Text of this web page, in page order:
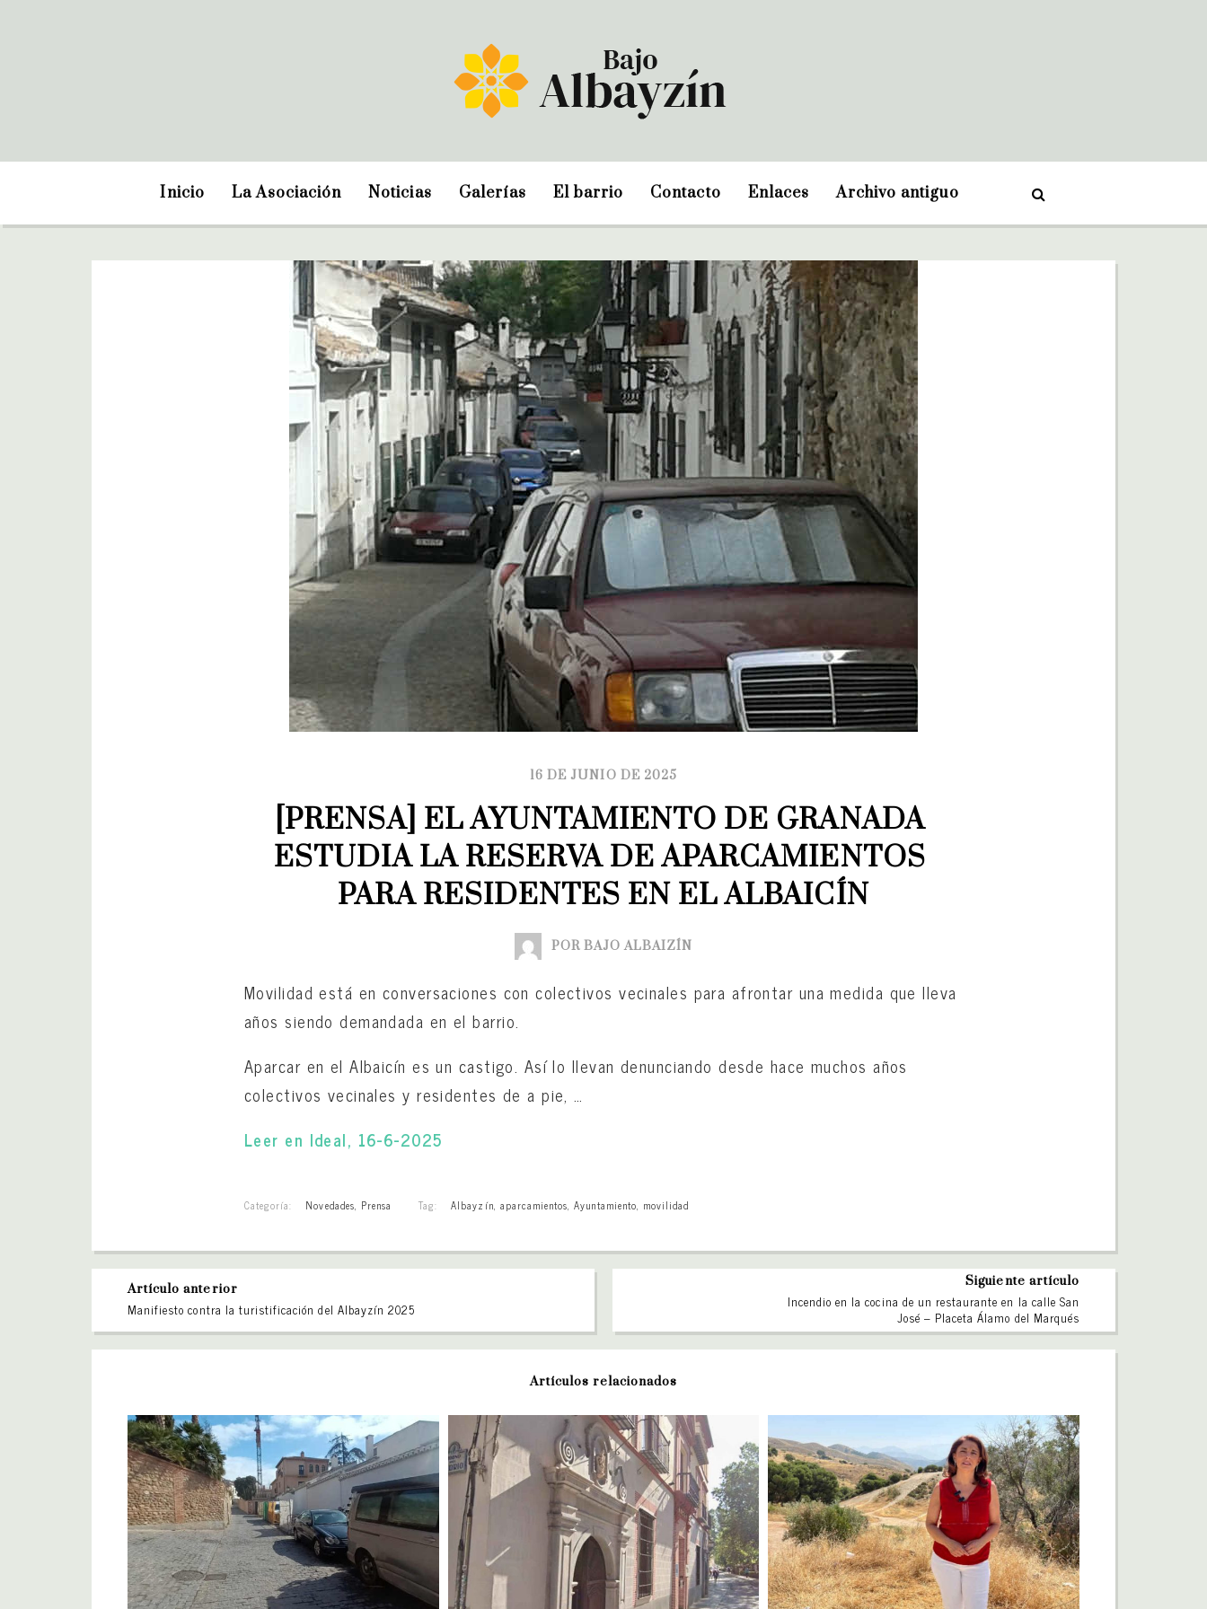
Inicio La Asociación Noticias Galerías El barrio Contacto Enlaces Archivo antiguo
16 DE JUNIO DE 2025
[PRENSA] EL AYUNTAMIENTO DE GRANADA
ESTUDIA LA RESERVA DE APARCAMIENTOS
PARA RESIDENTES EN EL ALBAICÍN
POR BAJO ALBAIZÍN
Movilidad está en conversaciones con colectivos vecinales para afrontar una medida que lleva
años siendo demandada en el barrio.
Aparcar en el Albaicín es un castigo. Así lo llevan denunciando desde hace muchos años
colectivos vecinales y residentes de a pie, …
Leer en Ideal, 16-6-2025
Categoría: Novedades, Prensa Tag: Albayzín, aparcamientos,Ayuntamiento, movilidad
Artículo anterior
Manifiesto contra la turistificación del Albayzín 2025
Siguiente artículo
Incendio en la cocina de un restaurante en la calle San
José – Placeta Álamo del Marqués
Artículos relacionados